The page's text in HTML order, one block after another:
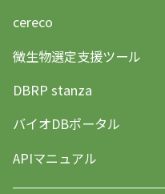
cereco
微生物選定支援ツール
DBRP stanza
バイオDBポータル
APIマニュアル